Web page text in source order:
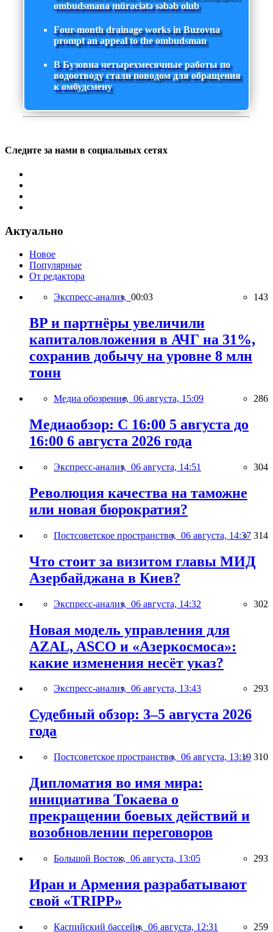
ombudsmana müraciətə səbəb olub
Four-month drainage works in Buzovna
prompt an appeal to the ombudsman
В Бузовна четырехмесячные работы по
водоотводу стали поводом для обращения
к омбудсмену
Следите за нами в социальных сетях
Актуально
Новое
Популярные
От редактора
Экспресс-анализ, 00:03 143
BP и партнёры увеличили
капиталовложения в АЧГ на 31%,
сохранив добычу на уровне 8 млн
тонн
Медиа обозрение, 06 августа, 15:09 286
Медиаобзор: С 16:00 5 августа до
16:00 6 августа 2026 года
Экспресс-анализ, 06 августа, 14:51 304
Революция качества на таможне
или новая бюрократия?
Постсоветское пространство, 06 августа, 14:37 314
Что стоит за визитом главы МИД
Азербайджана в Киев?
Экспресс-анализ, 06 августа, 14:32 302
Новая модель управления для
AZAL, ASCO и «Азеркосмоса»:
какие изменения несёт указ?
Экспресс-анализ, 06 августа, 13:43 293
Судебный обзор: 3–5 августа 2026
года
Постсоветское пространство, 06 августа, 13:19 310
Дипломатия во имя мира:
инициатива Токаева о
прекращении боевых действий и
возобновлении переговоров
Большой Восток, 06 августа, 13:05 293
Иран и Армения разрабатывают
свой «TRIPP»
Каспийский бассейн, 06 августа, 12:31 259